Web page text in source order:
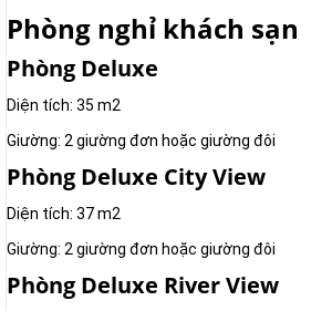
Phòng nghỉ khách sạn
Phòng Deluxe
Diện tích: 35 m2
Giường: 2 giường đơn hoặc giường đôi
Phòng Deluxe City View
Diện tích: 37 m2
Giường: 2 giường đơn hoặc giường đôi
Phòng Deluxe River View